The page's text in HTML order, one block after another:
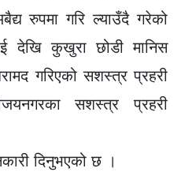
रुपमा गरि ल्याउँदै गरेको
देखि कुखुरा छोडी मानिस
गरिएको सशस्त्र प्रहरी
सशस्त्र प्रहरी
दिनुभएको छ ।